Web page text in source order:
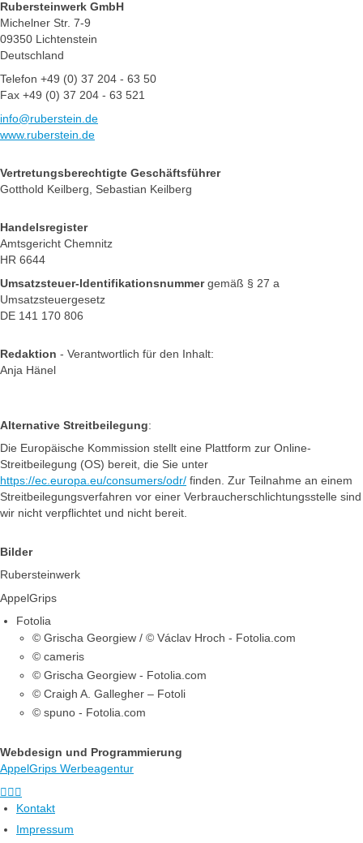
Rubersteinwerk GmbH
Michelner Str. 7-9
09350 Lichtenstein
Deutschland
Telefon +49 (0) 37 204 - 63 50
Fax +49 (0) 37 204 - 63 521
info@ruberstein.de
www.ruberstein.de
Vertretungsberechtigte Geschäftsführer
Gotthold Keilberg, Sebastian Keilberg
Handelsregister
Amtsgericht Chemnitz
HR 6644
Umsatzsteuer-Identifikationsnummergemäß § 27 a
Umsatzsteuergesetz
DE 141 170 806
Redaktion - Verantwortlich für den Inhalt:
Anja Hänel
Alternative Streitbeilegung:
Die Europäische Kommission stellt eine Plattform zur Online-
Streitbeilegung (OS) bereit, die Sie unter
https://ec.europa.eu/consumers/odr/ finden. Zur Teilnahme an einem
Streitbeilegungsverfahren vor einer Verbraucherschlichtungsstelle sind
wir nicht verpflichtet und nicht bereit.
Bilder
Rubersteinwerk
AppelGrips
Fotolia
© Grischa Georgiew / © Václav Hroch - Fotolia.com
© cameris
© Grischa Georgiew - Fotolia.com
© Craigh A. Gallegher – Fotoli
© spuno - Fotolia.com
Webdesign und Programmierung
AppelGrips Werbeagentur

Kontakt
Impressum